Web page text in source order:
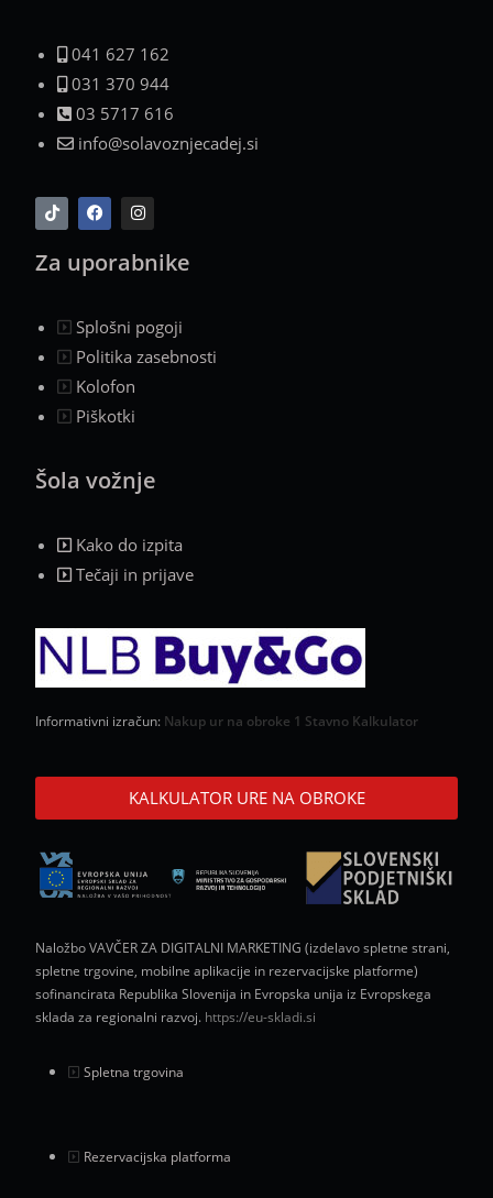
041 627 162
031 370 944
03 5717 616
info@solavoznjecadej.si
Za uporabnike
Splošni pogoji
Politika zasebnosti
Kolofon
Piškotki
Šola vožnje
Kako do izpita
Tečaji in prijave
Informativni izračun: Nakup ur na obroke 1 Stavno Kalkulator
KALKULATOR URE NA OBROKE
Naložbo VAVČER ZA DIGITALNI MARKETING (izdelavo spletne strani,
spletne trgovine, mobilne aplikacije in rezervacijske platforme)
sofinancirata Republika Slovenija in Evropska unija iz Evropskega
sklada za regionalni razvoj. https://eu-skladi.si
Spletna trgovina
Rezervacijska platforma